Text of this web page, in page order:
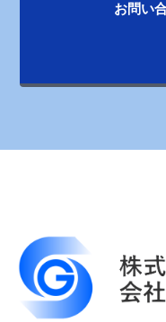
お問い